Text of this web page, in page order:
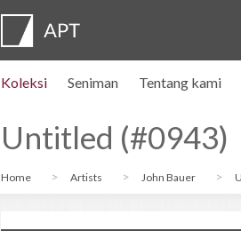
Koleksi Seniman Tentang kami
Untitled (#0943)
Home Artists John Bauer